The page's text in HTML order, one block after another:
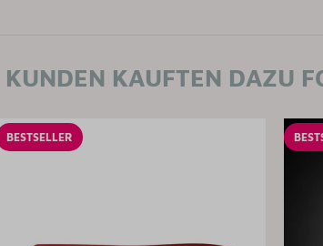
KUNDEN KAUFTEN DAZU
BESTSELLER